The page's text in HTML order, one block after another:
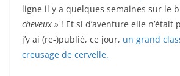
ligne il y a quelques semaines sur le
cheveux » ! Et si d’aventure elle n’était
j’y ai (re-)publié, ce jour, un grand
creusage de cervelle.